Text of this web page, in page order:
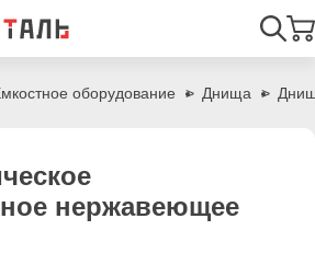
оборудование Днища
нержавеющее